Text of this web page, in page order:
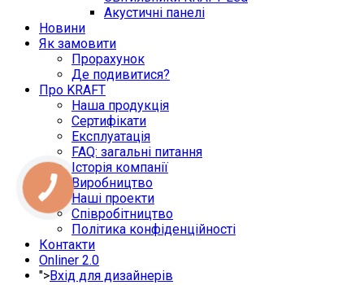
Акустичні панелі
Новини
Як замовити
Прорахунок
Де подивитися?
Про KRAFT
Наша продукція
Сертифікати
Експлуатація
FAQ: загальні питання
Історія компанії
Виробництво
Наші проекти
Співробітництво
Політика конфіденційності
Контакти
Onliner 2.0
">Вхід для дизайнерів